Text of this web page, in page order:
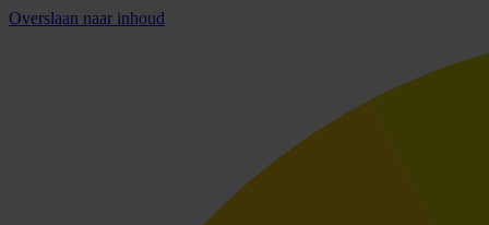
Overslaan naar inhoud